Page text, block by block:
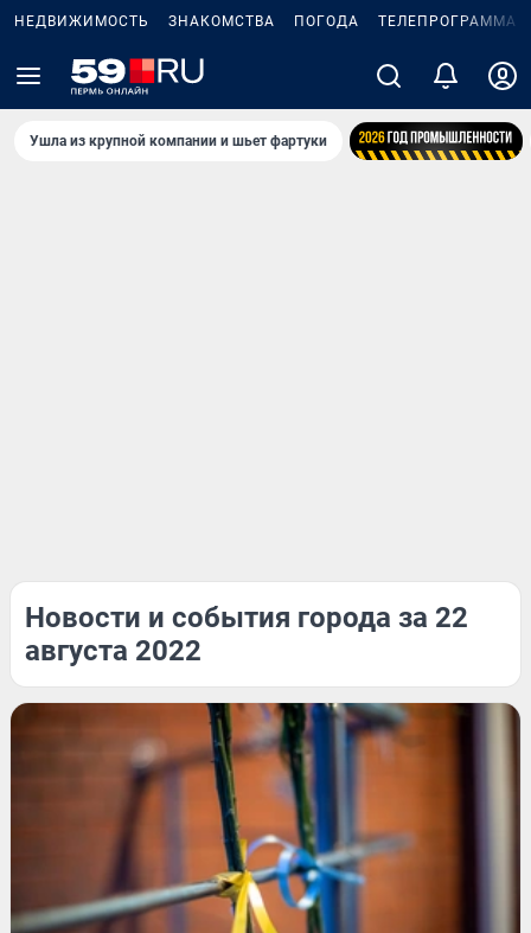
НЕДВИЖИМОСТЬ ЗНАКОМСТВА ПОГОДА ТЕЛЕПРОГРАММА
Ушла из крупной компании и шьет фартуки
Новости и события города за 22
августа 2022